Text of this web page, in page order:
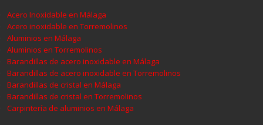
Acero Inoxidable en Málaga
Acero inoxidable en Torremolinos
Aluminios en Málaga
Aluminios en Torremolinos
Barandillas de acero inoxidable en Málaga
Barandillas de acero inoxidable en Torremolinos
Barandillas de cristal en Málaga
Barandillas de cristal en Torremolinos
Carpintería de aluminios en Málaga